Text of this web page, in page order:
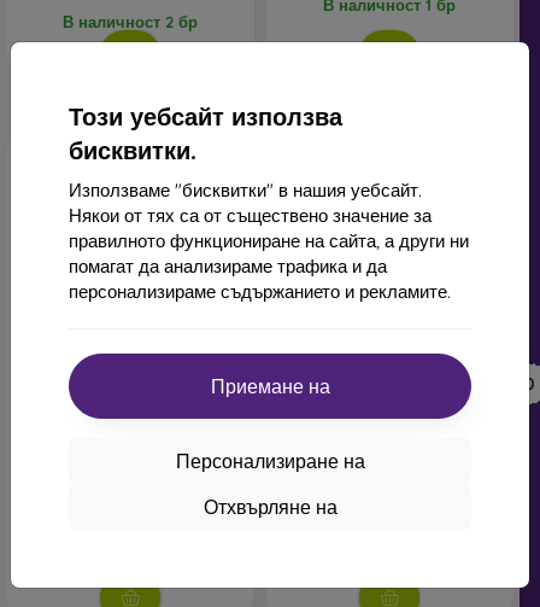
Този уебсайт използва
бисквитки.
Използваме "бисквитки" в нашия уебсайт.
Някои от тях са от съществено значение за
правилното функциониране на сайта, а други ни
помагат да анализираме трафика и да
персонализираме съдържанието и рекламите.
Приемане на
Персонализиране на
Отхвърляне на
В наличност 2 бр
В наличност 1 бр
-10% PROTECT10
Sturdo Rex - Черен
-10% PROTECT10
14, пълно покритие